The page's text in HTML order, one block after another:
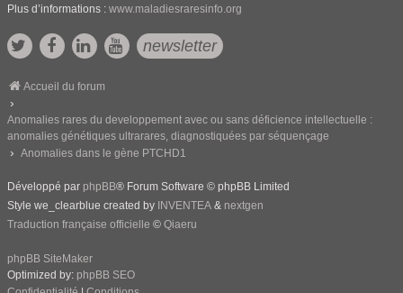
Plus d’informations : www.maladiesraresinfo.org
newsletter
Accueil du forum
Anomalies rares du developpement avec ou sans déficience intellectuelle :
anomalies génétiques ultrarares, diagnostiquées par séquençage
Anomalies dans le gène PTCHD1
Développé par phpBB® Forum Software © phpBB Limited
Style we_clearblue created by INVENTEA & nextgen
Traduction française officielle © Qiaeru
phpBB SiteMaker
Optimized by: phpBB SEO